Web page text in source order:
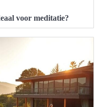
voor meditatie?